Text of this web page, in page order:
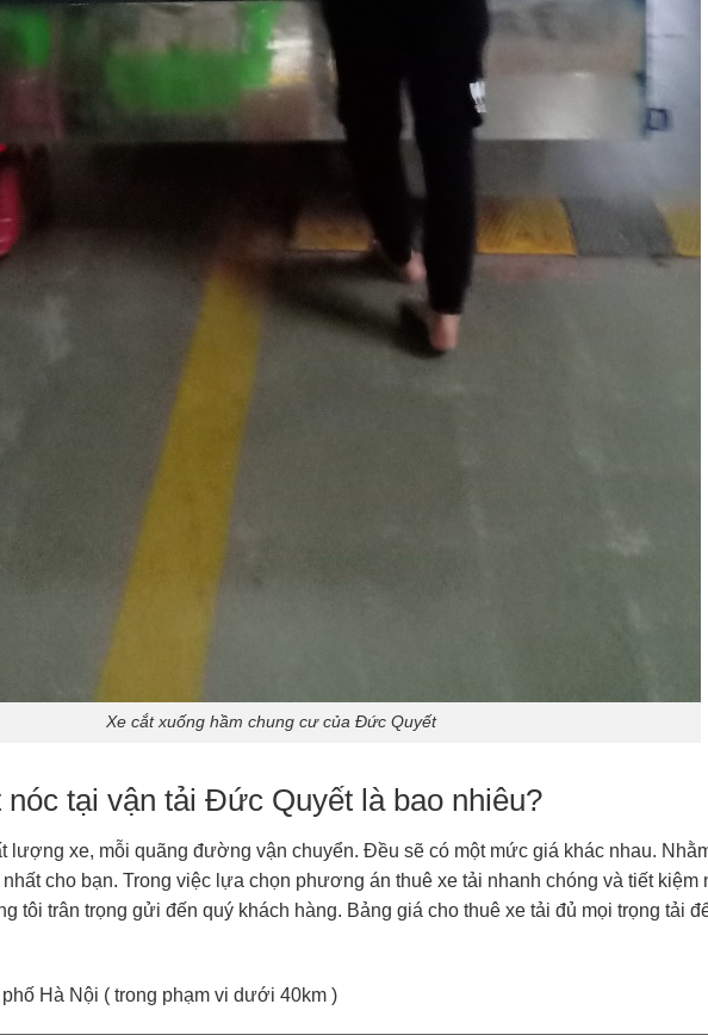
Xe cắt xuống hầm chung cư của Đức Quyết
nóc tại vận tải Đức Quyết là bao nhiêu?
lượng xe, mỗi quãng đường vận chuyển. Đều sẽ có một mức giá khác nhau.
cho bạn. Trong việc lựa chọn phương án thuê xe tải nhanh chóng và tiết kiệm
tôi trân trọng gửi đến quý khách hàng. Bảng giá cho thuê xe tải đủ mọi trọng tải
Hà Nội ( trong phạm vi dưới 40km )